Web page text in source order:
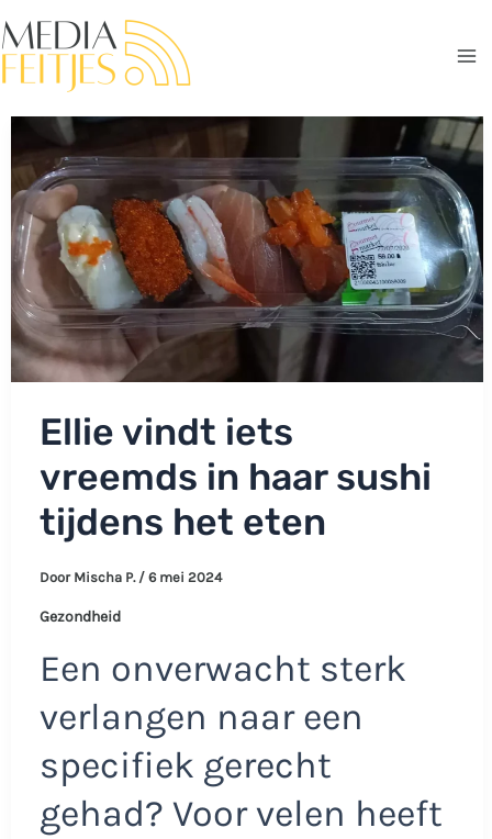
naar
de
Ellie vindt iets
vreemds in haar sushi
tijdens het eten
Door Mischa P. / 6 mei 2024
Gezondheid
Een onverwacht sterk
verlangen naar een
specifiek gerecht
gehad? Voor velen heeft